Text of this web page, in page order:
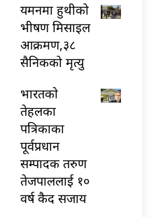
यमनमा हुथीको
भीषण मिसाइल
आक्रमण,३८
सैनिकको मृत्यु
भारतकाे
तेहलका
पत्रिकाका
पूर्वप्रधान
सम्पादक तरुण
तेजपाललाई १०
वर्ष कैद सजाय